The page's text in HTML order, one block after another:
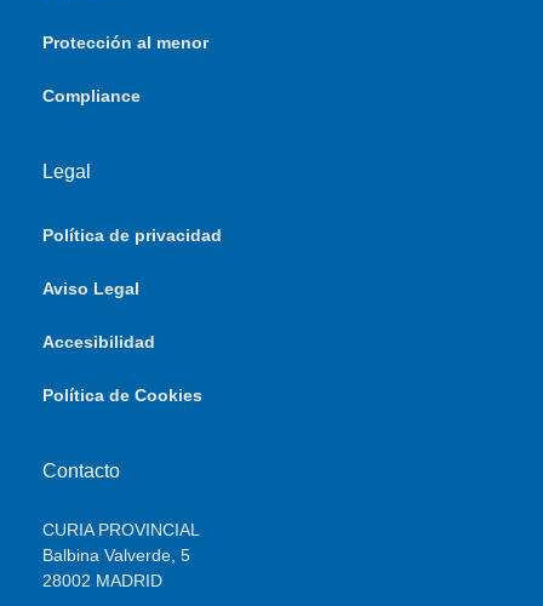
Protección al menor
Compliance
Legal
Política de privacidad
Aviso Legal
Accesibilidad
Política de Cookies
Contacto
CURIA PROVINCIAL
Balbina Valverde, 5
28002 MADRID